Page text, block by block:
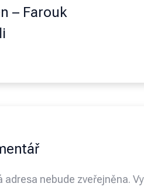
– Farouk
adresa nebude zveřejněna.